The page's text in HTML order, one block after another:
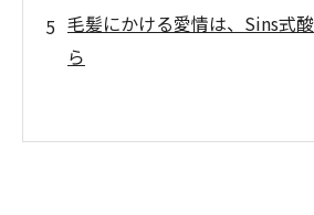
毛髪にかける愛情は、Sins式
ら